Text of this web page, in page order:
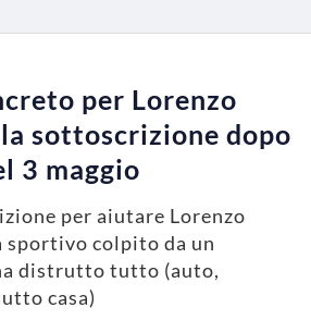
per Lorenzo
sottoscrizione dopo
3 maggio
per aiutare Lorenzo
colpito da un
distrutto tutto (auto,
casa)